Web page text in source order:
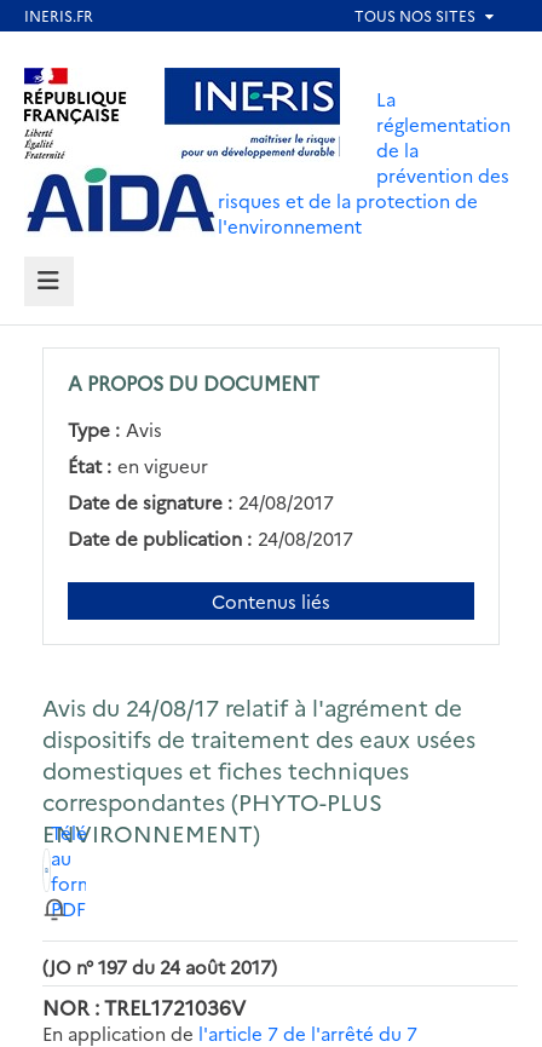
contenu
principal
Aller au contenu Aller au menu
Aller au pied de page
La
réglementation
de la
prévention des
risques et de la protection de
l'environnement
MENU
A PROPOS DU DOCUMENT
Type : Avis
État : en vigueur
Date de signature : 24/08/2017
Date de publication : 24/08/2017
Contenus liés
Avis du 24/08/17 relatif à l'agrément de
dispositifs de traitement des eaux usées
domestiques et fiches techniques
correspondantes (PHYTO-PLUS
ENVIRONNEMENT)
Télécharger
au
format
PDF
(JO n° 197 du 24 août 2017)
NOR : TREL1721036V
En application de l'article 7 de l'arrêté du 7